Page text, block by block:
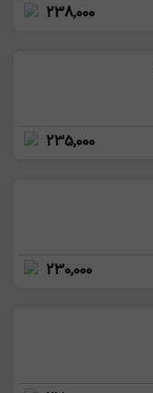
238,000
235,000
230,000